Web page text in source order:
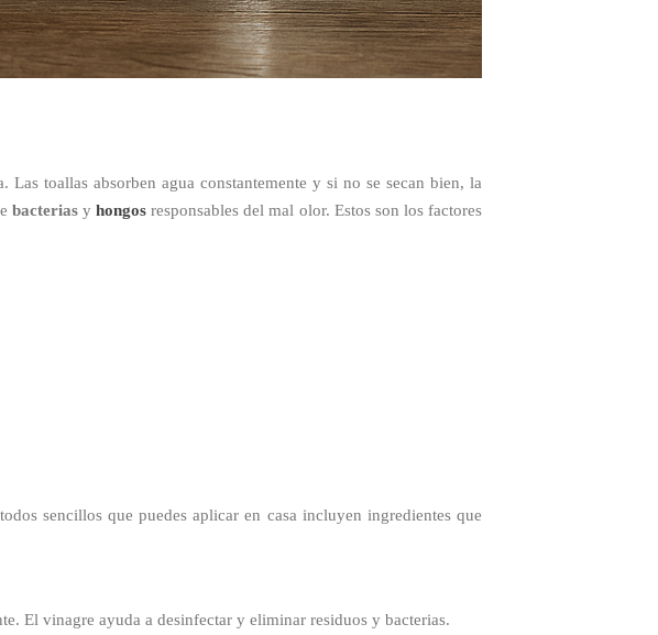
Las toallas absorben agua constantemente y si no se secan bien, la
bacteriasyhongos responsables del mal olor. Estos son los factores
sencillos que puedes aplicar en casa incluyen ingredientes que
El vinagre ayuda a desinfectar y eliminar residuos y bacterias.